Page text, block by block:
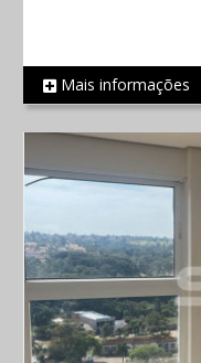
REF 1914
Mais informações